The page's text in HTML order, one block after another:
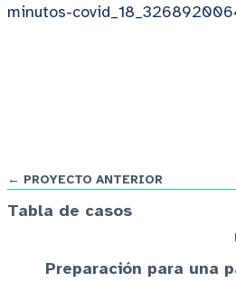
minutos-
← PROYECTO ANTERIOR
Tabla de casos
Preparación para una